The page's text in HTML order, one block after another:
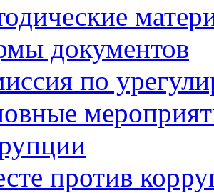
документов
по
против